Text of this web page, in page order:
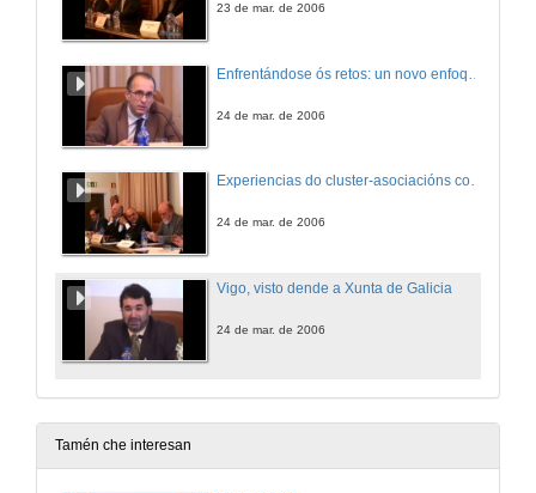
23 de mar. de 2006
24 de mar. de 2006
Experiencias do cluster-asociacións como solución dos sectores empresariais
24 de mar. de 2006
Vigo, visto dende a Xunta de Galicia
24 de mar. de 2006
Tamén che interesan